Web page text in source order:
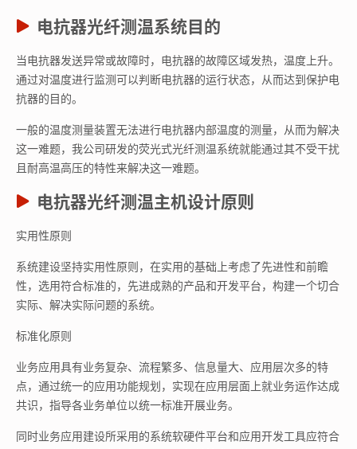
电抗器光纤测温系统目的
当电抗器发送异常或故障时，电抗器的故障区域发热，温度上升。
通过对温度进行监测可以判断电抗器的运行状态，从而达到保护电
抗器的目的。
一般的温度测量装置无法进行电抗器内部温度的测量，从而为解决
这一难题，我公司研发的荧光式光纤测温系统就能通过其不受干扰
且耐高温高压的特性来解决这一难题。
电抗器光纤测温主机设计原则
实用性原则
系统建设坚持实用性原则，在实用的基础上考虑了先进性和前瞻
性，选用符合标准的，先进成熟的产品和开发平台，构建一个切合
实际、解决实际问题的系统。
标准化原则
业务应用具有业务复杂、流程繁多、信息量大、应用层次多的特
点，通过统一的应用功能规划，实现在应用层面上就业务运作达成
共识，指导各业务单位以统一标准开展业务。
同时业务应用建设所采用的系统软硬件平台和应用开发工具应符合